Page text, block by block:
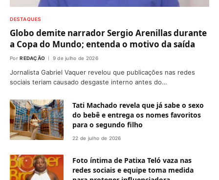
DESTAQUES
Globo demite narrador Sergio Arenillas durante
a Copa do Mundo; entenda o motivo da saída
Por REDAÇÃO 9 de julho de 2026
Jornalista Gabriel Vaquer revelou que publicações nas redes
sociais teriam causado desgaste interno antes do…
Tati Machado revela que já sabe o sexo
do bebê e entrega os nomes favoritos
para o segundo filho
22 de julho de 2026
Foto íntima de Patixa Teló vaza nas
redes sociais e equipe toma medida